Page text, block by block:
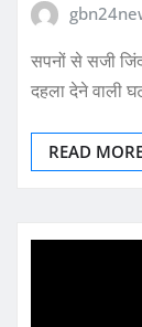
सपनों से सजी
दहला देने वाली
READ